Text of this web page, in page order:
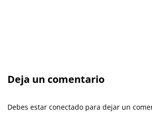
Deja un comentario
Debes estar conectado para dejar un